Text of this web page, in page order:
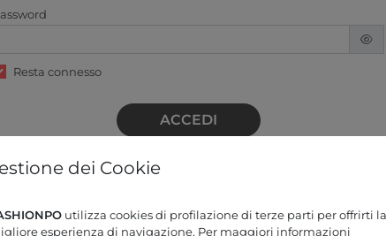
dei Cookie
utilizza cookies di profilazione di terze parti per offrirti la
esperienza di navigazione. Per maggiori informazioni
Resta connesso
ACCEDI
Password dimenticata?